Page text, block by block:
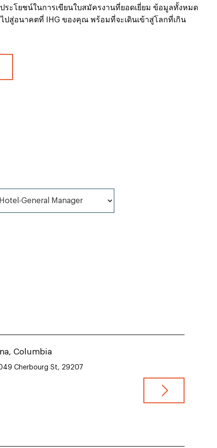
ระโยชน์ในการเขียนใบสมัครงานที่ยอดเยี่ยม ข้อมูลทั้งหมด
ปสู่อนาคตที่ IHG ของคุณ พร้อมที่จะเดินเข้าสู่โลกที่เกิน
มู่ *
Columbia
Cherbourg St, 29207